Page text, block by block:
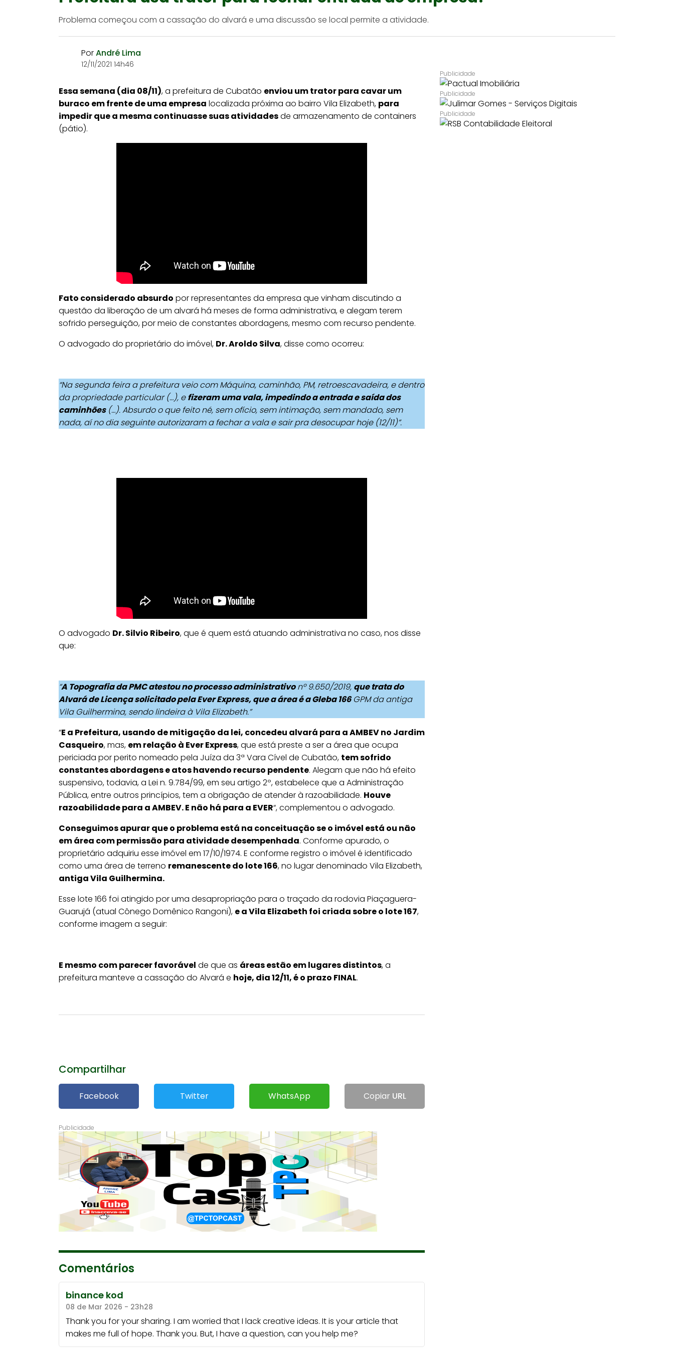
Problema começou com a cassação do alvará e uma discussão se local permite a atividade.
PorAndré Lima
12/11/2021 14h46
Essa semana (dia 08/11), a prefeitura de Cubatão enviou um trator para cavar um
buraco em frente de uma empresa localizada próxima ao bairro Vila Elizabeth, para
impedir que a mesma continuasse suas atividadesde armazenamento de containers
(pátio).
Fato considerado absurdo por representantes da empresa que vinham discutindo a
questão da liberação de um alvará há meses de forma administrativa, e alegam terem
sofrido perseguição, por meio de constantes abordagens, mesmo com recurso pendente.
O advogado do proprietário do imóvel, Dr. Aroldo Silva, disse como ocorreu:
“Na segunda feira a prefeitura veio com Máquina, caminhão, PM, retroescavadeira, e dentro
da propriedade particular (…), efizeram uma vala, impedindo a entrada e saída dos
caminhões(…). Absurdo o que feito né, sem ofício, sem intimação, sem mandado, sem
nada, aí no dia seguinte autorizaram a fechar a vala e sair pra desocupar hoje (12/11)”.
O advogado Dr. Silvio Ribeiro, que é quem está atuando administrativa no caso, nos disse
que:
“A Topografia da PMC atestou no processo administrativonº 9.650/2019, que trata do
Alvará de Licença solicitado pela Ever Express, que a área é a Gleba 166GPM da antiga
Vila Guilhermina, sendo lindeira à Vila Elizabeth.”
“E a Prefeitura, usando de mitigação da lei, concedeu alvará para a AMBEV no Jardim
Casqueiro, mas, em relação à Ever Express, que está preste a ser a área que ocupa
periciada por perito nomeado pela Juíza da 3ª Vara Cível de Cubatão, tem sofrido
constantes abordagens e atos havendo recurso pendente. Alegam que não há efeito
suspensivo, todavia, a Lei n. 9.784/99, em seu artigo 2º, estabelece que a Administração
Pública, entre outros princípios, tem a obrigação de atender à razoabilidade. Houve
razoabilidade para a AMBEV. E não há para a EVER“, complementou o advogado.
Conseguimos apurar que o problema está na conceituação se o imóvel está ou não
em área com permissão para atividade desempenhada. Conforme apurado, o
proprietário adquiriu esse imóvel em 17/10/1974. E conforme registro o imóvel é identificado
como uma área de terreno remanescente do lote 166, no lugar denominado Vila Elizabeth,
antiga Vila Guilhermina.
Esse lote 166 foi atingido por uma desapropriação para o traçado da rodovia Piaçaguera-
Guarujá (atual Cônego Domênico Rangoni), e a Vila Elizabeth foi criada sobre o lote 167,
conforme imagem a seguir:
E mesmo com parecer favorável de que as áreas estão em lugares distintos, a
prefeitura manteve a cassação do Alvará e hoje, dia 12/11, é o prazo FINAL.
Compartilhar
Facebook Twitter WhatsApp Copiar URL
Comentários
binance kod
08 de Mar 2026 - 23h28
Thank you for your sharing. I am worried that I lack creative ideas. It is your article that
makes me full of hope. Thank you. But, I have a question, can you help me?